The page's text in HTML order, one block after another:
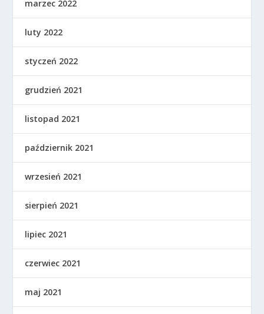
marzec 2022
luty 2022
styczeń 2022
grudzień 2021
listopad 2021
październik 2021
wrzesień 2021
sierpień 2021
lipiec 2021
czerwiec 2021
maj 2021